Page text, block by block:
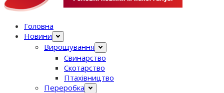
Головна
Новини
Вирощування
Свинарство
Скотарство
Птахівництво
Переробка